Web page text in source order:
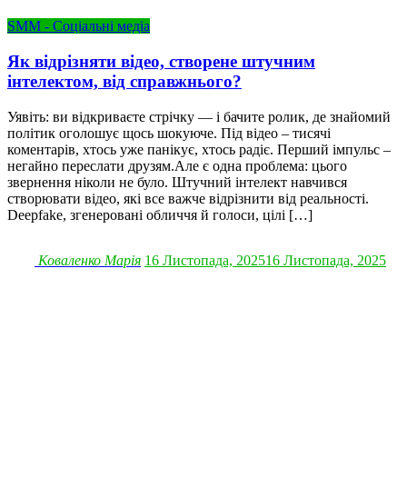
SMM - Соціальні медіа
Як відрізняти відео, створене штучним
інтелектом, від справжнього?
Уявіть: ви відкриваєте стрічку — і бачите ролик, де знайомий
політик оголошує щось шокуюче. Під відео – тисячі
коментарів, хтось уже панікує, хтось радіє. Перший імпульс –
негайно переслати друзям.Але є одна проблема: цього
звернення ніколи не було. Штучний інтелект навчився
створювати відео, які все важче відрізнити від реальності.
Deepfake, згенеровані обличчя й голоси, цілі […]
Коваленко Марія 16 Листопада, 202516 Листопада, 2025